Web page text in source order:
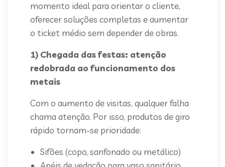
momento ideal para orientar o cliente,
oferecer soluções completas e aumentar
o ticket médio sem depender de obras.
1) Chegada das festas: atenção
redobrada ao funcionamento dos
metais
Com o aumento de visitas, qualquer falha
chama atenção. Por isso, produtos de giro
rápido tornam-se prioridade:
Sifões (copo, sanfonado ou metálico)